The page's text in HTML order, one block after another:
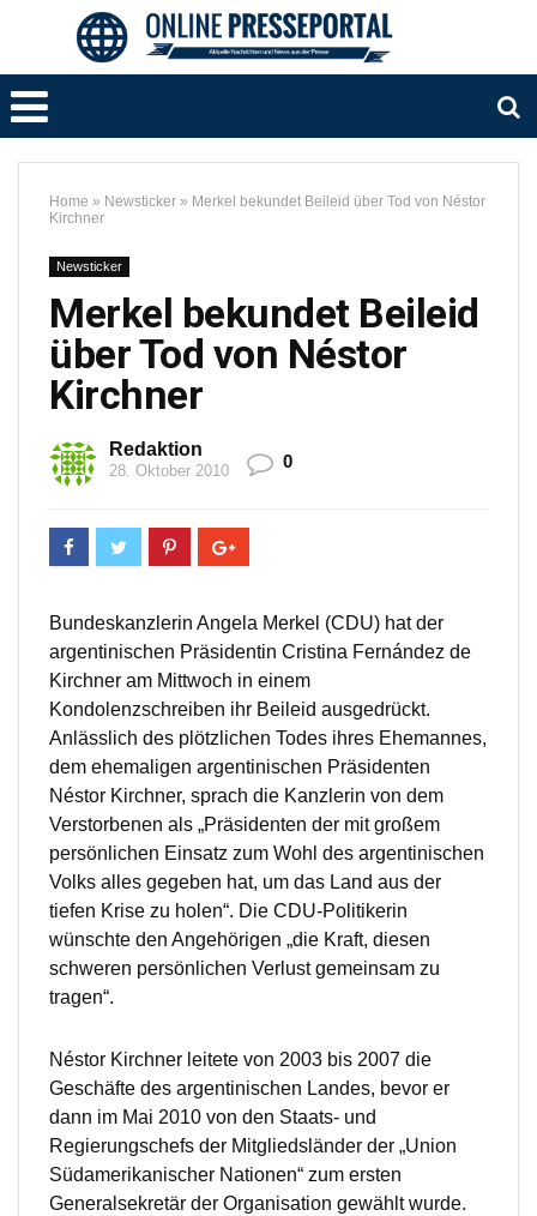
Home » Newsticker » Merkel bekundet Beileid über Tod von Néstor
Kirchner
Newsticker
Merkel bekundet Beileid
über Tod von Néstor
Kirchner
Redaktion
28. Oktober 2010 0
Bundeskanzlerin Angela Merkel (CDU) hat der
argentinischen Präsidentin Cristina Fernández de
Kirchner am Mittwoch in einem
Kondolenzschreiben ihr Beileid ausgedrückt.
Anlässlich des plötzlichen Todes ihres Ehemannes,
dem ehemaligen argentinischen Präsidenten
Néstor Kirchner, sprach die Kanzlerin von dem
Verstorbenen als „Präsidenten der mit großem
persönlichen Einsatz zum Wohl des argentinischen
Volks alles gegeben hat, um das Land aus der
tiefen Krise zu holen“. Die CDU-Politikerin
wünschte den Angehörigen „die Kraft, diesen
schweren persönlichen Verlust gemeinsam zu
tragen“.
Néstor Kirchner leitete von 2003 bis 2007 die
Geschäfte des argentinischen Landes, bevor er
dann im Mai 2010 von den Staats- und
Regierungschefs der Mitgliedsländer der „Union
Südamerikanischer Nationen“ zum ersten
Generalsekretär der Organisation gewählt wurde.